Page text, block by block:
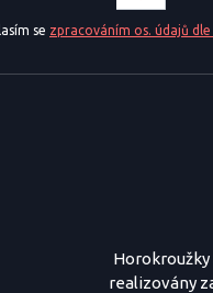
se zpracováním os. údajů
realizovány